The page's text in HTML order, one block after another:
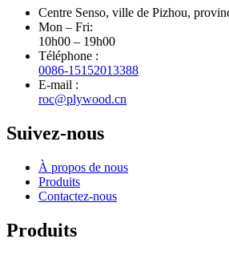
Centre Senso, ville de Pizhou,
Mon – Fri:
10h00 – 19h00
Téléphone :
0086-15152013388
E-mail :
roc@plywood.cn
Suivez-nous
À propos de nous
Produits
Contactez-nous
Produits